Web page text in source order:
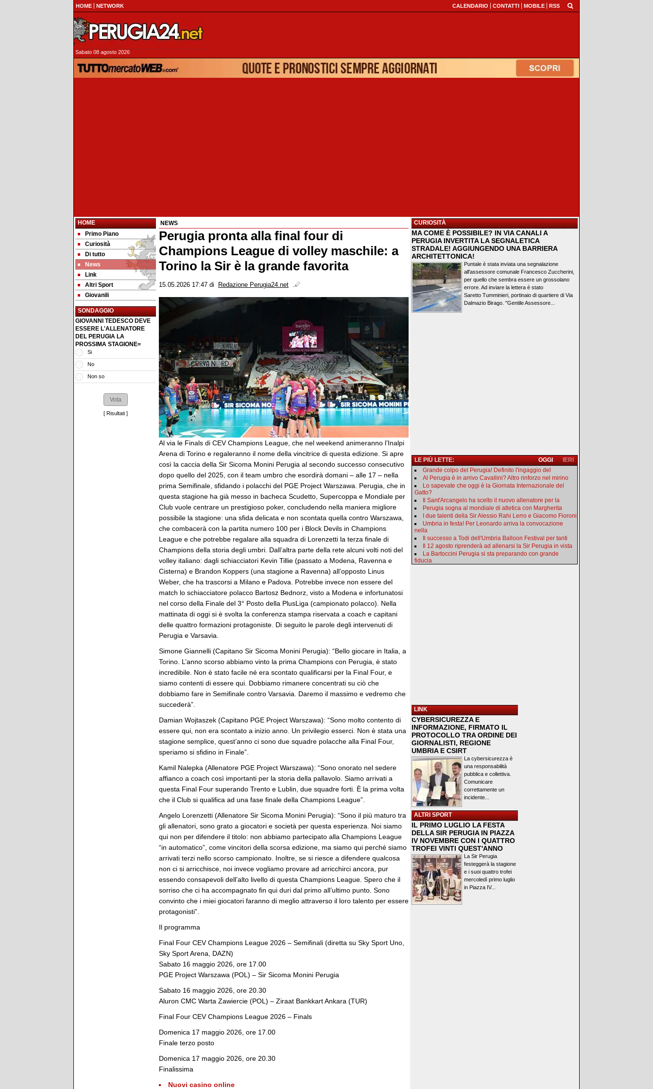
HOME NETWORK CALENDARIO CONTATTI MOBILE RSS
Sabato 08 agosto 2026
HOME
Primo Piano
Curiosità
Di tutto
News
Link
Altri Sport
Giovanili
SONDAGGIO
GIOVANNI TEDESCO DEVE
ESSERE L'ALLENATORE
DEL PERUGIA LA
PROSSIMA STAGIONE=
Si
No
Non so
[ Risultati ]
NEWS
Perugia pronta alla final four di
Champions League di volley maschile: a
Torino la Sir è la grande favorita
15.05.2026 17:47 di Redazione Perugia24.net
Al via le Finals di CEV Champions League, che nel weekend animeranno l’Inalpi
Arena di Torino e regaleranno il nome della vincitrice di questa edizione. Si apre
così la caccia della Sir Sicoma Monini Perugia al secondo successo consecutivo
dopo quello del 2025, con il team umbro che esordirà domani – alle 17 – nella
prima Semifinale, sfidando i polacchi del PGE Project Warszawa. Perugia, che in
questa stagione ha già messo in bacheca Scudetto, Supercoppa e Mondiale per
Club vuole centrare un prestigioso poker, concludendo nella maniera migliore
possibile la stagione: una sfida delicata e non scontata quella contro Warszawa,
che combacerà con la partita numero 100 per i Block Devils in Champions
League e che potrebbe regalare alla squadra di Lorenzetti la terza finale di
Champions della storia degli umbri. Dall’altra parte della rete alcuni volti noti del
volley italiano: dagli schiacciatori Kevin Tillie (passato a Modena, Ravenna e
Cisterna) e Brandon Koppers (una stagione a Ravenna) all’opposto Linus
Weber, che ha trascorsi a Milano e Padova. Potrebbe invece non essere del
match lo schiacciatore polacco Bartosz Bednorz, visto a Modena e infortunatosi
nel corso della Finale del 3° Posto della PlusLiga (campionato polacco). Nella
mattinata di oggi si è svolta la conferenza stampa riservata a coach e capitani
delle quattro formazioni protagoniste. Di seguito le parole degli intervenuti di
Perugia e Varsavia.
Simone Giannelli (Capitano Sir Sicoma Monini Perugia): “Bello giocare in Italia, a
Torino. L’anno scorso abbiamo vinto la prima Champions con Perugia, è stato
incredibile. Non è stato facile né era scontato qualificarsi per la Final Four, e
siamo contenti di essere qui. Dobbiamo rimanere concentrati su ciò che
dobbiamo fare in Semifinale contro Varsavia. Daremo il massimo e vedremo che
succederà”.
Damian Wojtaszek (Capitano PGE Project Warszawa): “Sono molto contento di
essere qui, non era scontato a inizio anno. Un privilegio esserci. Non è stata una
stagione semplice, quest’anno ci sono due squadre polacche alla Final Four,
speriamo si sfidino in Finale”.
Kamil Nalepka (Allenatore PGE Project Warszawa): “Sono onorato nel sedere
affianco a coach così importanti per la storia della pallavolo. Siamo arrivati a
questa Final Four superando Trento e Lublin, due squadre forti. È la prima volta
che il Club si qualifica ad una fase finale della Champions League”.
Angelo Lorenzetti (Allenatore Sir Sicoma Monini Perugia): “Sono il più maturo tra
gli allenatori, sono grato a giocatori e società per questa esperienza. Noi siamo
qui non per difendere il titolo: non abbiamo partecipato alla Champions League
“in automatico”, come vincitori della scorsa edizione, ma siamo qui perché siamo
arrivati terzi nello scorso campionato. Inoltre, se si riesce a difendere qualcosa
non ci si arricchisce, noi invece vogliamo provare ad arricchirci ancora, pur
essendo consapevoli dell’alto livello di questa Champions League. Spero che il
sorriso che ci ha accompagnato fin qui duri dal primo all’ultimo punto. Sono
convinto che i miei giocatori faranno di meglio attraverso il loro talento per essere
protagonisti”.
Il programma
Final Four CEV Champions League 2026 – Semifinali (diretta su Sky Sport Uno,
Sky Sport Arena, DAZN)
Sabato 16 maggio 2026, ore 17.00
PGE Project Warszawa (POL) – Sir Sicoma Monini Perugia
Sabato 16 maggio 2026, ore 20.30
Aluron CMC Warta Zawiercie (POL) – Ziraat Bankkart Ankara (TUR)
Final Four CEV Champions League 2026 – Finals
Domenica 17 maggio 2026, ore 17.00
Finale terzo posto
Domenica 17 maggio 2026, ore 20.30
Finalissima
Nuovi casino online
CURIOSITÀ
MA COME È POSSIBILE? IN VIA CANALI A
PERUGIA INVERTITA LA SEGNALETICA
STRADALE! AGGIUNGENDO UNA BARRIERA
ARCHITETTONICA!
Puntale è stata inviata una segnalazione
all'assessore comunale Francesco Zuccherini,
per quello che sembra essere un grossolano
errore. Ad inviare la lettera è stato
Saretto Tumminieri, portinaio di quartiere di Via
Dalmazio Birago. "Gentile Assessore...
LE PIÙ LETTE: IERI
OGGI
Grande colpo del Perugia! Definito l'ingaggio del
Al Perugia è in arrivo Cavallini? Altro rinforzo nel mirino
Lo sapevate che oggi è la Giornata Internazionale del
Gatto?
Il Sant'Arcangelo ha scelto il nuovo allenatore per la
Perugia sogna al mondiale di atletica con Margherita
I due talenti della Sir Alessio Rahi Lerro e Giacomo Fioroni
Umbria in festa! Per Leonardo arriva la convocazione
nella
Il successo a Todi dell'Umbria Balloon Festival per tanti
Il 12 agosto riprenderà ad allenarsi la Sir Perugia in vista
La Bartoccini Perugia si sta preparando con grande
fiducia
LINK
CYBERSICUREZZA E
INFORMAZIONE, FIRMATO IL
PROTOCOLLO TRA ORDINE DEI
GIORNALISTI, REGIONE
UMBRIA E CSIRT
La cybersicurezza è
una responsabilità
pubblica e collettiva.
Comunicare
correttamente un
incidente...
ALTRI SPORT
IL PRIMO LUGLIO LA FESTA
DELLA SIR PERUGIA IN PIAZZA
IV NOVEMBRE CON I QUATTRO
TROFEI VINTI QUEST'ANNO
La Sir Perugia
festeggerà la stagione
e i suoi quattro trofei
mercoledì primo luglio
in Piazza IV...